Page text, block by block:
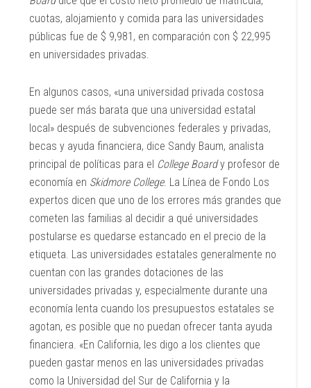
cuotas, alojamiento y comida para las universidades
públicas fue de $ 9,981, en comparación con $ 22,995
en universidades privadas.
En algunos casos, «una universidad privada costosa
puede ser más barata que una universidad estatal
local» después de subvenciones federales y privadas,
becas y ayuda financiera, dice Sandy Baum, analista
principal de políticas para el College Boardy profesor de
economía en Skidmore College. La Línea de Fondo Los
expertos dicen que uno de los errores más grandes que
cometen las familias al decidir a qué universidades
postularse es quedarse estancado en el precio de la
etiqueta. Las universidades estatales generalmente no
cuentan con las grandes dotaciones de las
universidades privadas y, especialmente durante una
economía lenta cuando los presupuestos estatales se
agotan, es posible que no puedan ofrecer tanta ayuda
financiera. «En California, les digo a los clientes que
pueden gastar menos en las universidades privadas
como la Universidad del Sur de California y la